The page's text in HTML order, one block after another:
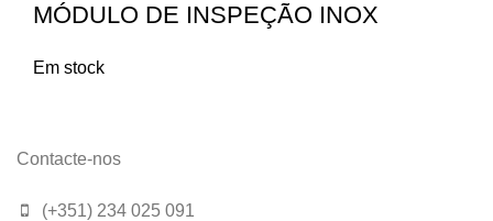
MÓDULO DE INSPEÇÃO INOX
Em stock
Contacte-nos
(+351) 234 025 091